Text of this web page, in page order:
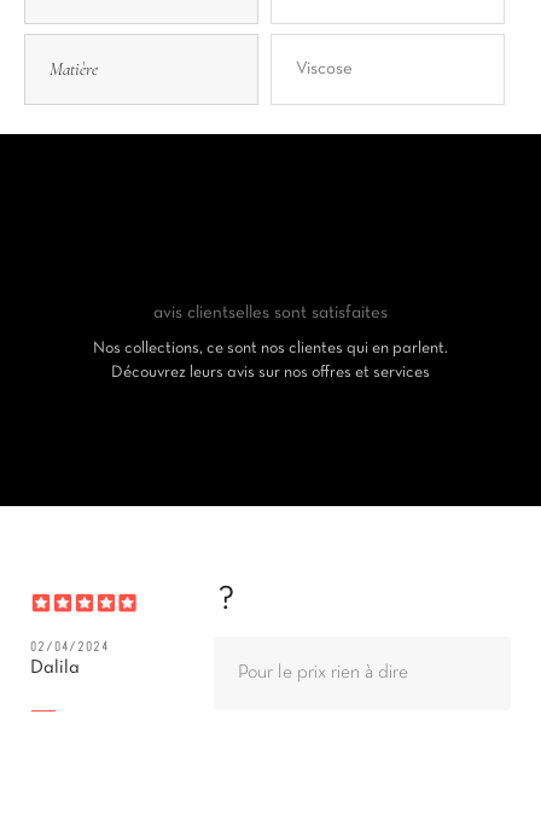
Matière Viscose
avis clientselles sont satisfaites
Nos collections, ce sont nos clientes qui en parlent.
Découvrez leurs avis sur nos offres et services
?
02/04/2024
Dalila Pour le prix rien à dire